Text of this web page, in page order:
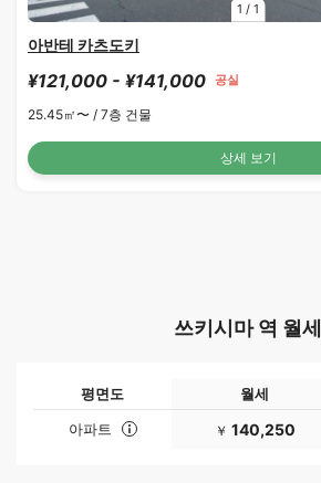
1 / 1
아반테 카츠도키
¥121,000 - ¥141,000 공실
25.45㎡〜 / 7층 건물
상세 보기
쓰키시마 역 월세
평면도 월세
아파트
￥ 140,250